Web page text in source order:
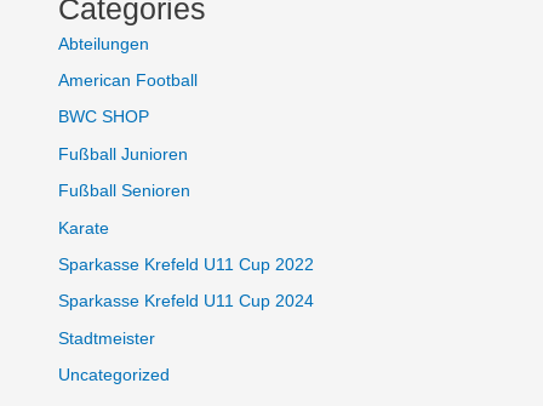
Categories
Abteilungen
American Football
BWC SHOP
Fußball Junioren
Fußball Senioren
Karate
Sparkasse Krefeld U11 Cup 2022
Sparkasse Krefeld U11 Cup 2024
Stadtmeister
Uncategorized